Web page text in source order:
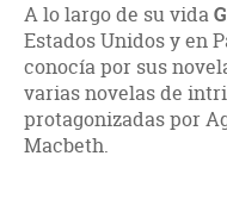
A lo largo de su vida
Estados Unidos y en
conocía por sus
varias novelas de
protagonizadas por
Macbeth.